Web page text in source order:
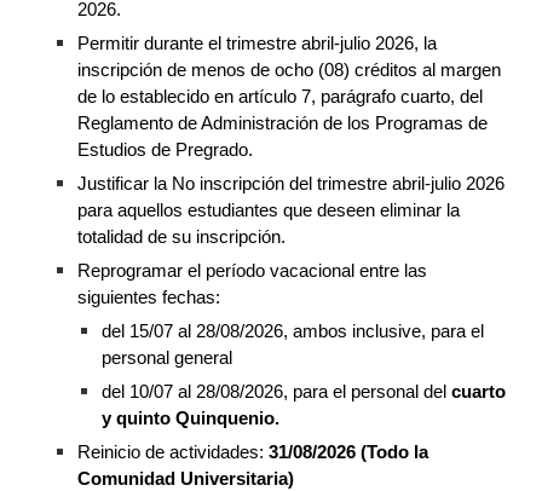
2026.
Permitir durante el trimestre abril-julio 2026, la
inscripción de menos de ocho (08) créditos al margen
de lo establecido en artículo 7, parágrafo cuarto, del
Reglamento de Administración de los Programas de
Estudios de Pregrado.
Justificar la No inscripción del trimestre abril-julio 2026
para aquellos estudiantes que deseen eliminar la
totalidad de su inscripción.
Reprogramar el período vacacional entre las
siguientes fechas:
del 15/07 al 28/08/2026, ambos inclusive, para el
personal general
del 10/07 al 28/08/2026, para el personal delcuarto
y quinto Quinquenio.
Reinicio de actividades:31/08/2026 (Todo la
Comunidad Universitaria)